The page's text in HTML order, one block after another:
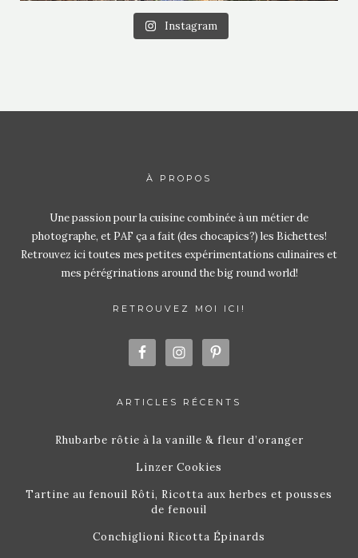
Instagram
À PROPOS
Une passion pour la cuisine combinée à un métier de
photographe, et PAF ça a fait (des chocapics?) les Bichettes!
Retrouvez ici toutes mes petites expérimentations culinaires et
mes pérégrinations around the big round world!
RETROUVEZ MOI ICI!
ARTICLES RÉCENTS
Rhubarbe rôtie à la vanille & fleur d’oranger
Linzer Cookies
Tartine au fenouil Rôti, Ricotta aux herbes et pousses
de fenouil
Conchiglioni Ricotta Épinards